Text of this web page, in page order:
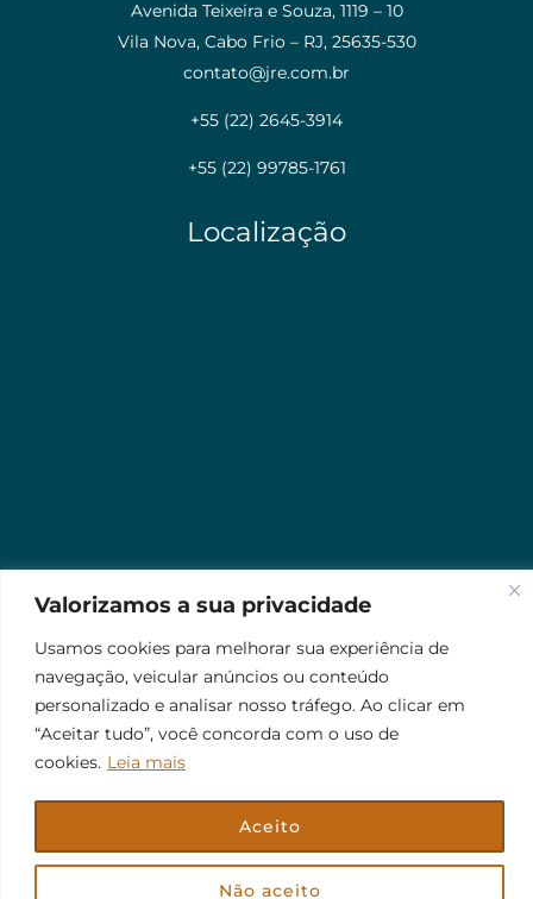
personalizado e analisar nosso tráfego. Ao clicar em
“Aceitar tudo”, você concorda com o uso de
Aceito
Avenida Teixeira e Souza, 1119 – 10
Vila Nova, Cabo Frio – RJ, 25635-530
contato@jre.com.br
+55 (22) 2645-3914
+55 (22) 99785-1761
Localização
© 2026 Jr Plus Automação Comercial e Residencial
CriaçãoCesarWeb